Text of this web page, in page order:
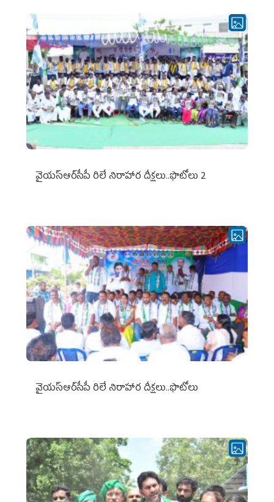
వైయ‌స్ఆర్‌సీపీ రిలే నిరాహార దీక్షలు..ఫొటోలు 2
వైయ‌స్ఆర్‌సీపీ రిలే నిరాహార దీక్షలు..ఫొటోలు